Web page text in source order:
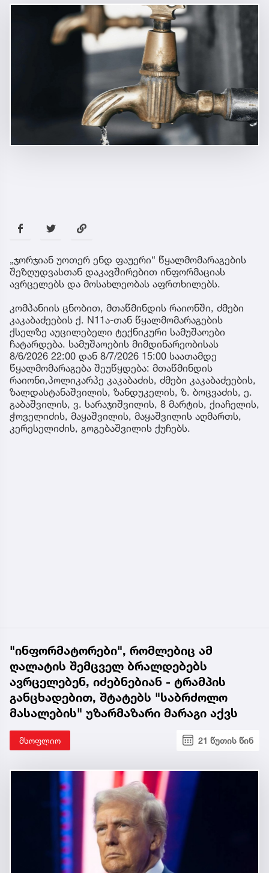
„ჯორჯიან უოთერ ენდ ფაუერი“ წყალმომარაგების
შეზღუდვასთან დაკავშირებით ინფორმაციას
ავრცელებს და მოსახლეობას აფრთხილებს.
კომპანიის ცნობით, მთაწმინდის რაიონში, ძმები
კაკაბაძეების ქ. N11ა-თან წყალმომარაგების
ქსელზე აუცილებელი ტექნიკური სამუშაოები
ჩატარდება. სამუშაოების მიმდინარეობისას
8/6/2026 22:00 დან 8/7/2026 15:00 საათამდე
წყალმომარაგება შეუწყდება: მთაწმინდის
რაიონი,პოლიკარპე კაკაბაძის, ძმები კაკაბაძეების,
ზალდასტანაშვილის, ზანდუკელის, ზ. ბოცვაძის, ე.
გაბაშვილის, ვ. სარაჯიშვილის, 8 მარტის, ქიაჩელის,
ჭოველიძის, მაყაშვილის, მაყაშვილის აღმართს,
კერესელიძის, გოგებაშვილის ქუჩებს.
"ინფორმატორები", რომლებიც ამ
ღალატის შემცველ ბრალდებებს
ავრცელებენ, იძებნებიან - ტრამპის
განცხადებით, შტატებს "საბრძოლო
მასალების" უზარმაზარი მარაგი აქვს
მსოფლიო 21 წუთის წინ